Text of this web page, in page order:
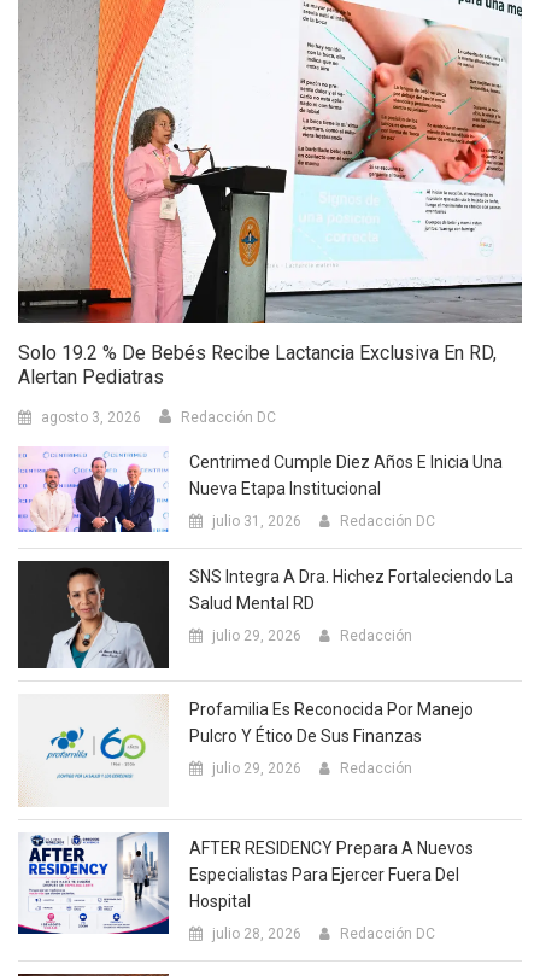
Solo 19.2 % De Bebés Recibe Lactancia Exclusiva En RD,
Alertan Pediatras
agosto 3, 2026 Redacción DC
Centrimed Cumple Diez Años E Inicia Una
Nueva Etapa Institucional
julio 31, 2026 Redacción DC
SNS Integra A Dra. Hichez Fortaleciendo La
Salud Mental RD
julio 29, 2026 Redacción
Profamilia Es Reconocida Por Manejo
Pulcro Y Ético De Sus Finanzas
julio 29, 2026 Redacción
AFTER RESIDENCY Prepara A Nuevos
Especialistas Para Ejercer Fuera Del
Hospital
julio 28, 2026 Redacción DC